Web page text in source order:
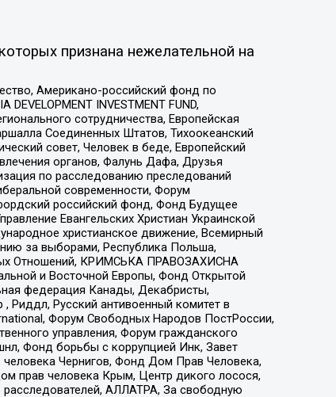
признана нежелательной на
Американо-российский фонд по
INVESTMENT FUND,
сотрудничества, Европейская
Соединенных Штатов, Тихоокеанский
совет, Человек в беде, Европейский
органов, Фалунь Дафа, Друзья
по расследованию преследований
современности, Форум
российский фонд, Фонд Будущее
Евангельских Христиан Украинской
христианское движение, Всемирный
за выборами, Республика Польша,
Отношений, КРИМСЬКА ПРАВОЗАХИСНА
и Восточной Европы, Фонд Открытой
федерация Канады, Декабристы,
Риддл, Русский антивоенный комитет в
Форум Свободных Народов ПостРоссии,
управления, Форум гражданского
Фонд борьбы с коррупцией Инк, Завет
человека Чернигов, Фонд Дом Прав Человека,
прав человека Крым, Центр дикого лосося,
АЛЛАТРА, За свободную